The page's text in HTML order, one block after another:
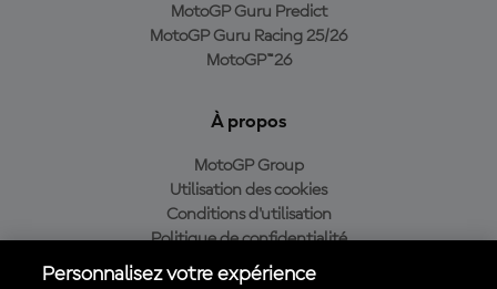
MotoGP Guru Predict
MotoGP Guru Racing 25/26
MotoGP™26
À propos
MotoGP Group
Utilisation des cookies
Conditions d'utilisation
Politique de confidentialité
Politique d’achat
Personnalisez votre expérience